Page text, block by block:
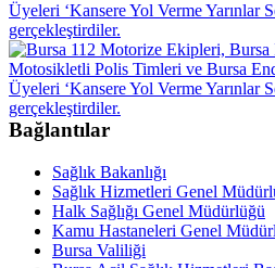
Bağlantılar
Sağlık Bakanlığı
Sağlık Hizmetleri Genel
Halk Sağlığı Genel Müdürlüğü
Kamu Hastaneleri Genel
Bursa Valiliği